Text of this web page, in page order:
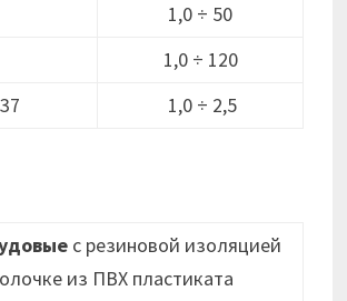
1,0 ÷ 50
1,0 ÷ 120
1,0 ÷ 2,5
с резиновой изоляцией
из ПВХ пластиката